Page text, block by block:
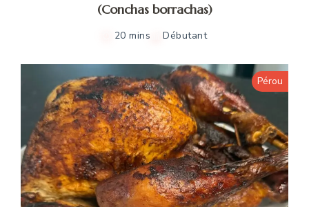
(Conchas borrachas)
20 mins Débutant
Pérou